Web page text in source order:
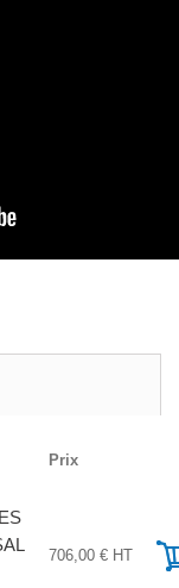
Prix
706,00 € HT